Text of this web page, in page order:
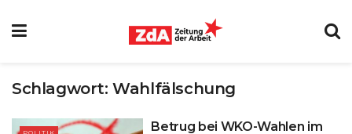
Schlagwort:Wahlfälschung
POLITIK
Betrug bei WKO-Wahlen im